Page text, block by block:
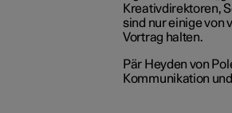
Kreativdirektoren,
sind nur einige von
Vortrag halten.
Pär Heyden von
Kommunikation